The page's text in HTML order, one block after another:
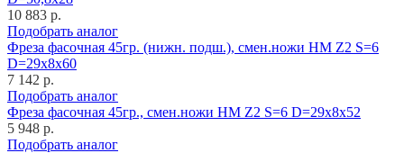
10 883 р.
Подобрать аналог
Фреза фасочная 45гр. (нижн. подш.), смен.ножи HM Z2 S=6
D=29x8x60
7 142 р.
Подобрать аналог
Фреза фасочная 45гр., смен.ножи HM Z2 S=6 D=29x8x52
5 948 р.
Подобрать аналог